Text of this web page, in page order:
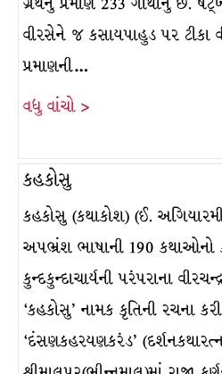
વીરસેને જ કસાયપાહુડ પર ટીકા
પ્રમાણની…
વધુ વાંચો >
કહકોસુ
કહકોસુ (કથાકોશ) (ઈ.
અપભ્રંશ ભાષાની 190 કથાઓનો
કુન્દકુન્દાચાર્યની પરંપરાના
‘કહકોસુ’ નામક કૃતિની રચના
‘દંસણકહરયણકરંડ’